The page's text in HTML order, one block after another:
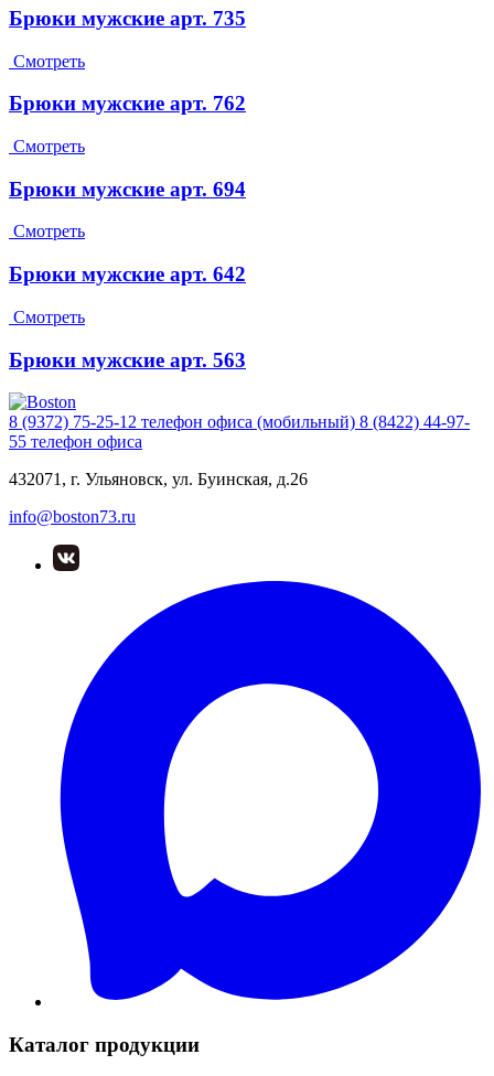
Брюки мужские арт. 735
Смотреть
Брюки мужские арт. 762
Смотреть
Брюки мужские арт. 694
Смотреть
Брюки мужские арт. 642
Смотреть
Брюки мужские арт. 563
8 (9372) 75-25-12 телефон офиса (мобильный) 8 (8422) 44-97-
55 телефон офиса
432071, г. Ульяновск, ул. Буинская, д.26
info@boston73.ru
Каталог продукции